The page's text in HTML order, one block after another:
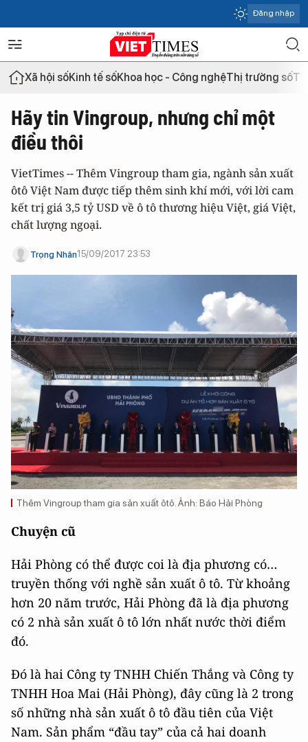
Đăng nhập
Xã hội sốKinh tế sốKhoa học - Công nghệThị trường số
Hãy tin Vingroup, nhưng chỉ một
điều thôi
VietTimes -- Thêm Vingroup tham gia, ngành sản xuất
ôtô Việt Nam được tiếp thêm sinh khí mới, với lời cam
kết trị giá 3,5 tỷ USD về ô tô thương hiệu Việt, giá Việt,
chất lượng ngoại.
Trọng Nhân15/09/2017 23:53
Thêm Vingroup tham gia sản xuất ôtô. Ảnh: Báo Hải Phòng
Chuyện cũ
Hải Phòng có thể được coi là địa phương có…
truyền thống với nghề sản xuất ô tô. Từ khoảng
hơn 20 năm trước, Hải Phòng đã là địa phương
có 2 nhà sản xuất ô tô lớn nhất nước thời điểm
đó.
Đó là hai Công ty TNHH Chiến Thắng và Công ty
TNHH Hoa Mai (Hải Phòng), đây cũng là 2 trong
số những nhà sản xuất ô tô đầu tiên của Việt
Nam. Sản phẩm “đầu tay” của cả hai doanh